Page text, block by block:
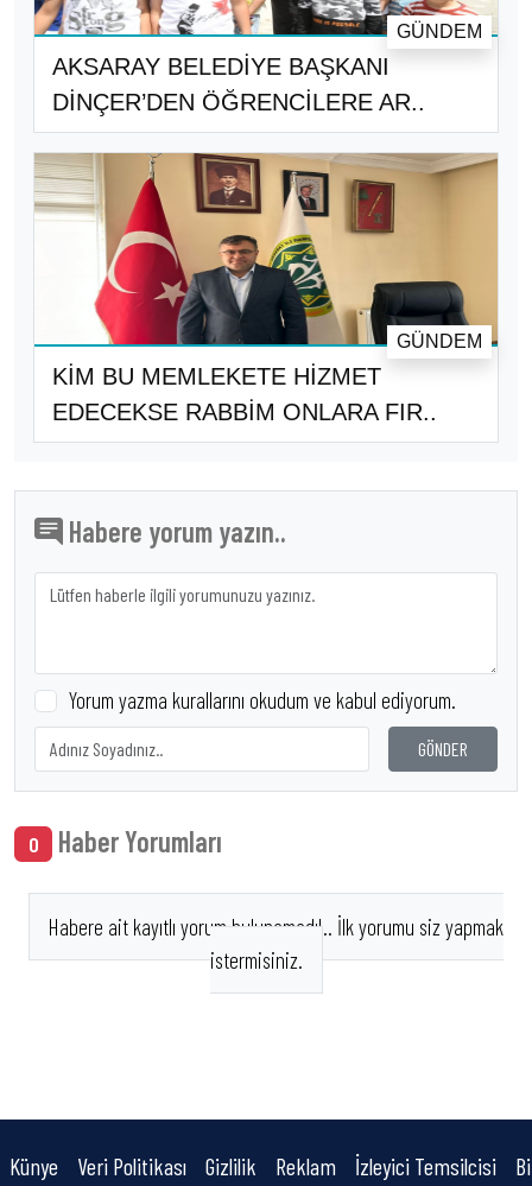
AKSARAY BELEDİYE BAŞKANI
DİNÇER’DEN ÖĞRENCİLERE AR..
GÜNDEM
KİM BU MEMLEKETE HİZMET
EDECEKSE RABBİM ONLARA FIR..
GÜNDEM
Habere yorum yazın..
Yorum yazma kurallarını okudum ve kabul ediyorum.
GÖNDER
0 Haber Yorumları
Habere ait kayıtlı yorum bulunamadı!.. İlk yorumu siz yapmak
istermisiniz.
Künye Veri Politikası Gizlilik Reklam İzleyici Temsilcisi